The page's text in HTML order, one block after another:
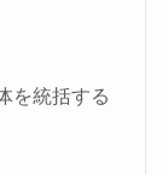
を統括する